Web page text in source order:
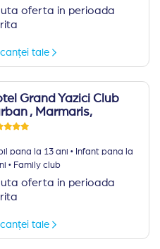
oferta in perioada
tale
Grand Yazici Club
, Marmaris,
pana la 13 ani ·Infant pana la
·Family club
oferta in perioada
tale